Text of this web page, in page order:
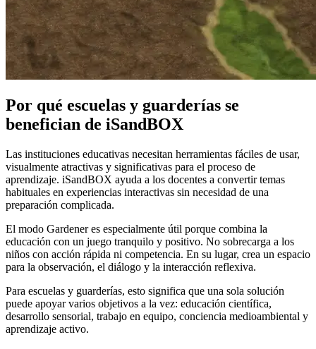
Por qué escuelas y guarderías se
benefician de iSandBOX
Las instituciones educativas necesitan herramientas fáciles de usar,
visualmente atractivas y significativas para el proceso de
aprendizaje. iSandBOX ayuda a los docentes a convertir temas
habituales en experiencias interactivas sin necesidad de una
preparación complicada.
El modo Gardener es especialmente útil porque combina la
educación con un juego tranquilo y positivo. No sobrecarga a los
niños con acción rápida ni competencia. En su lugar, crea un espacio
para la observación, el diálogo y la interacción reflexiva.
Para escuelas y guarderías, esto significa que una sola solución
puede apoyar varios objetivos a la vez: educación científica,
desarrollo sensorial, trabajo en equipo, conciencia medioambiental y
aprendizaje activo.